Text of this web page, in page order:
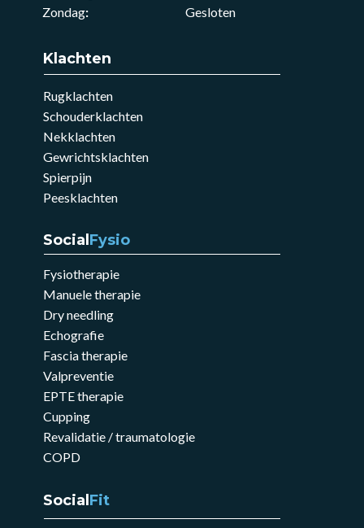
Zondag: Gesloten
Klachten
Rugklachten
Schouderklachten
Nekklachten
Gewrichtsklachten
Spierpijn
Peesklachten
SocialFysio
Fysiotherapie
Manuele therapie
Dry needling
Echografie
Fascia therapie
Valpreventie
EPTE therapie
Cupping
Revalidatie / traumatologie
COPD
SocialFit